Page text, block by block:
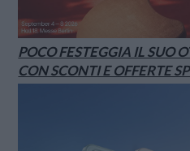
POCO FESTEGGIA IL SUO
CON SCONTI E OFFERTE